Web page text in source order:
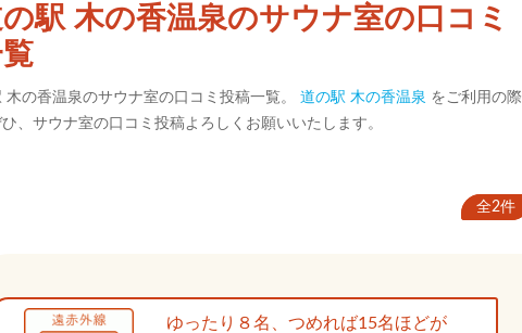
駅 木の香温泉のサウナ室の口コミ
木の香温泉のサウナ室の口コミ投稿一覧。 道の駅 木の香温泉 をご利用の際
、サウナ室の口コミ投稿よろしくお願いいたします。
全2件
ゆったり８名、つめれば15名ほどが